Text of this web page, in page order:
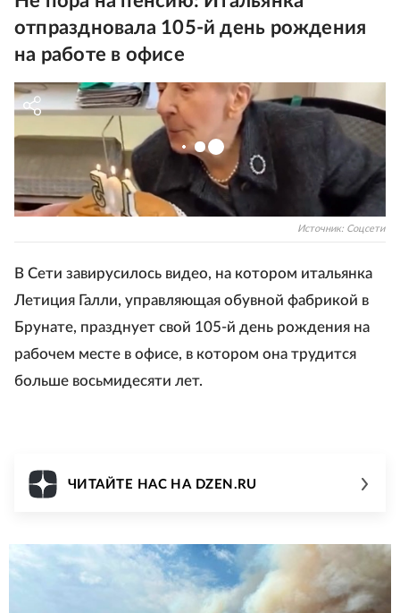
отпраздновала 105-й день рождения
на работе в офисе
Источник: Соцсети
В Сети завирусилось видео, на котором итальянка
Летиция Галли, управляющая обувной фабрикой в ​​
Брунате, празднует свой 105-й день рождения на
рабочем месте в офисе, в котором она трудится
больше восьмидесяти лет.
ЧИТАЙТЕ НАС НА DZEN.RU